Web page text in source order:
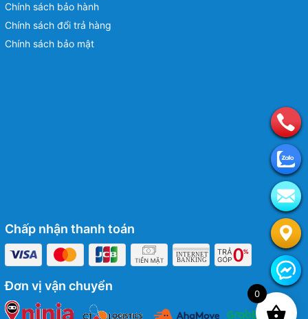
Chính sách bảo hành
Chính sách đổi trả hàng
Chính sách bảo mật
Chấp nhận thanh toán
Đơn vị vận chuyển
0